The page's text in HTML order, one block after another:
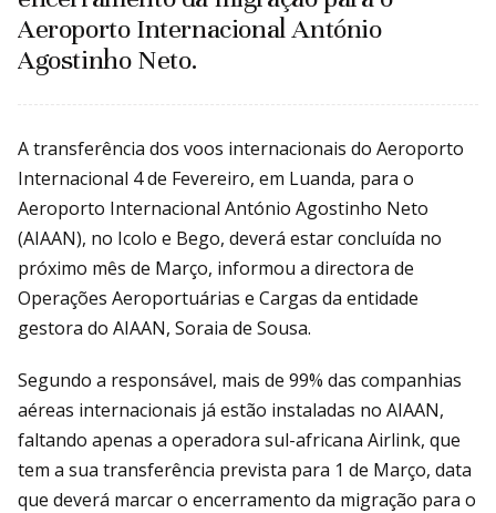
Aeroporto Internacional António
Agostinho Neto.
A transferência dos voos internacionais do Aeroporto
Internacional 4 de Fevereiro, em Luanda, para o
Aeroporto Internacional António Agostinho Neto
(AIAAN), no Icolo e Bego, deverá estar concluída no
próximo mês de Março, informou a directora de
Operações Aeroportuárias e Cargas da entidade
gestora do AIAAN, Soraia de Sousa.
Segundo a responsável, mais de 99% das companhias
aéreas internacionais já estão instaladas no AIAAN,
faltando apenas a operadora sul-africana Airlink, que
tem a sua transferência prevista para 1 de Março, data
que deverá marcar o encerramento da migração para o